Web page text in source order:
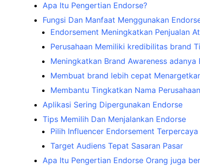
Apa Itu Pengertian Endorse?
Fungsi Dan Manfaat Menggunakan
Endorsement Meningkatkan Penjualan
Perusahaan Memiliki kredibilitas brand
Meningkatkan Brand Awareness adanya
Membuat brand lebih cepat
Membantu Tingkatkan Nama Perusahaan
Aplikasi Sering Dipergunakan Endorse
Tips Memilih Dan Menjalankan Endorse
Pilih Influencer Endorsement Terpercaya
Target Audiens Tepat Sasaran Pasar
Apa Itu Pengertian Endorse Orang juga